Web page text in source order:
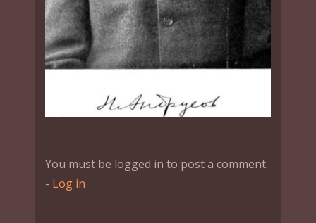
You must be logged in to post a comment.
- Log in